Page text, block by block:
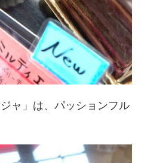
ャ」は、パッションフル